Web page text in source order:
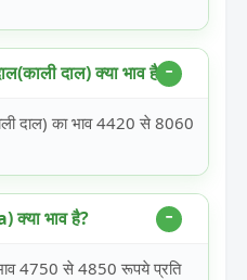
दाल) क्या भाव है?
दाल) का भाव 4420 से 8060
क्या भाव है?
4750 से 4850 रूपये प्रति